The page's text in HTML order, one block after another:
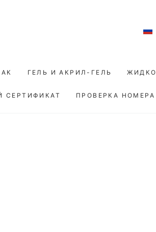
ГЕЛЬ И АКРИЛ-ГЕЛЬ
СЕРТИФИКАТ ПРОВЕРКА